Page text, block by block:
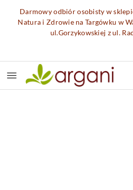
Przejdź do treści głównej
Przejdź do wyszukiwarki
Przejdź do moje konto
Przejdź do menu głównego
Przejdź do opisu produktu
Przejdź do stopki
Darmowy odbiór osobisty w
Natura i Zdrowie na Targówku w
ul.Gorzykowskiej z ul.